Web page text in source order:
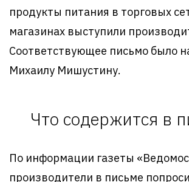
продукты питания в торговых
магазинах выступили
Соответствующее письмо было
Михаилу Мишустину.
Что содержится в
По информации газеты
производители в письме